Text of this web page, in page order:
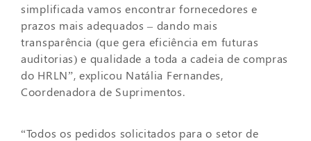
simplificada vamos encontrar fornecedores e
prazos mais adequados – dando mais
transparência (que gera eficiência em futuras
auditorias) e qualidade a toda a cadeia de compras
do HRLN”, explicou Natália Fernandes,
Coordenadora de Suprimentos.
“Todos os pedidos solicitados para o setor de